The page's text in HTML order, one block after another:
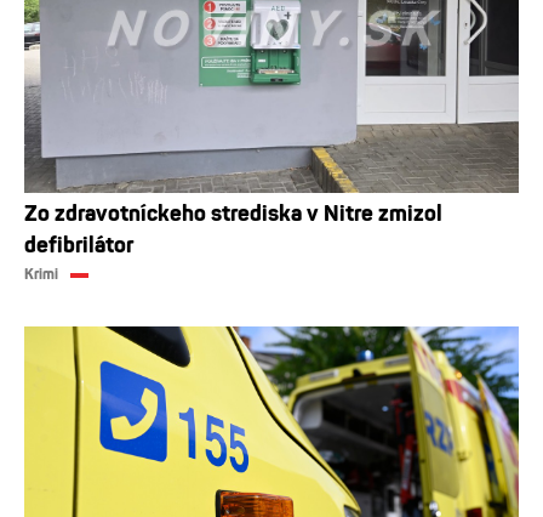
Zo zdravotníckeho strediska v Nitre zmizol
defibrilátor
Krimi